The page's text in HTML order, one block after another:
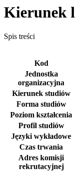
Kierunek
Spis treści
Kod
Jednostka
organizacyjna
Kierunek studiów
Forma studiów
Poziom kształcenia
Profil studiów
Języki wykładowe
Czas trwania
Adres komisji
rekrutacyjnej